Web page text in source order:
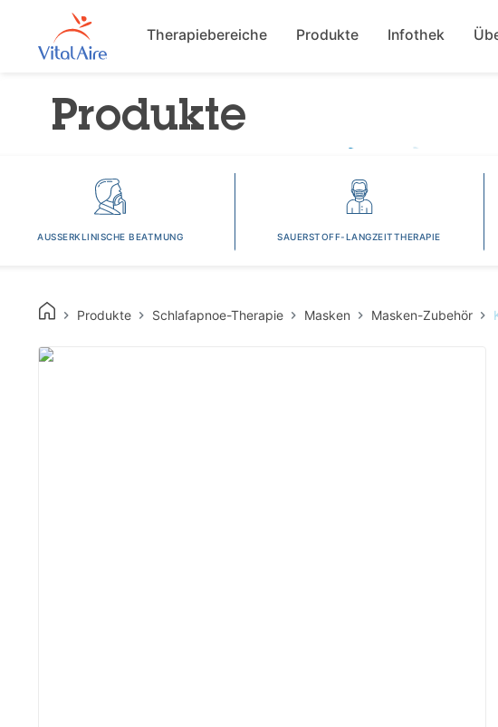
Main navigation
Therapiebereiche Produkte Infothek
Produkte
AUSSERKLINISCHE BEATMUNG SAUERSTOFF-LANGZEITTHERAPIE
Produkte Schlafapnoe-Therapie Masken Masken-Zubehör